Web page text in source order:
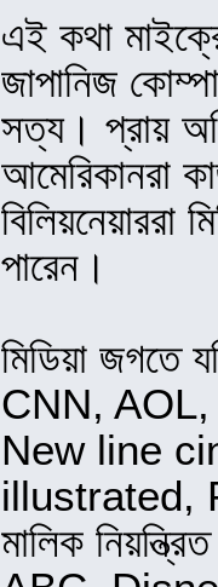
এই কথা
জাপানিজ
সত্য। প্রায়
আমেরিকানরা
বিলিয়নেয়াররা
পারেন।
মিডিয়া জগতে
CNN,
New line
illustrated,
মালিক